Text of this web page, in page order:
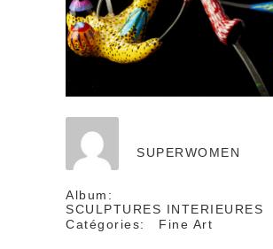
SUPERWOMEN
Album:
SCULPTURES INTERIEURES
Catégories:
Fine Art